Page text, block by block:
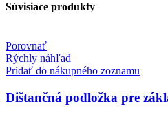
Súvisiace produkty
Porovnať
Rýchly náhľad
Pridať do nákupného zoznamu
Dištančná podložka pre